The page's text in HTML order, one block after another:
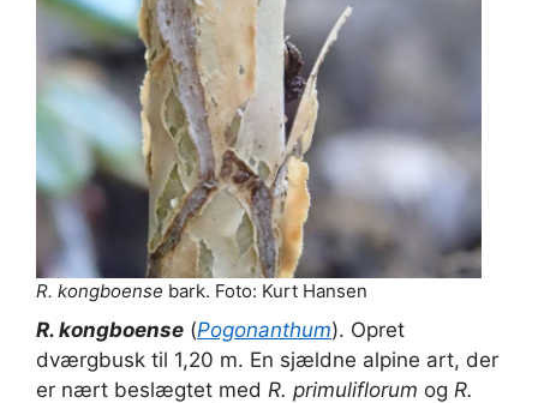
R. kongboense bark. Foto: Kurt Hansen
R. kongboense (Pogonanthum). Opret
dværgbusk til 1,20 m. En sjældne alpine art, der
er nært beslægtet med R. primuliflorum og R.